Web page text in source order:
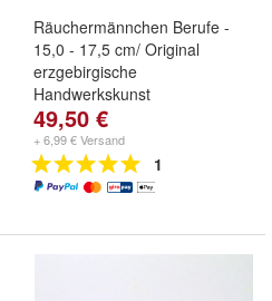
Räuchermännchen Berufe -
15,0 - 17,5 cm/ Original
erzgebirgische
Handwerkskunst
49,50 €
+ 6,99 € Versand
1